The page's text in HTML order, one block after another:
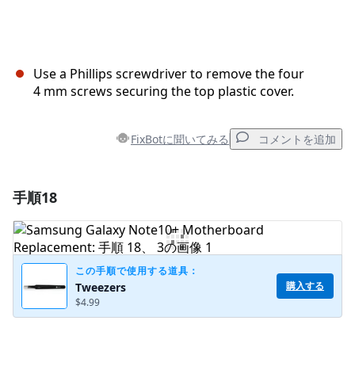
Use a Phillips screwdriver to remove the four
4 mm screws securing the top plastic cover.
FixBotに聞いてみる コメントを追加
コメントを追加
手順18
この手順で使用する道具：
Tweezers
$4.99
購入する